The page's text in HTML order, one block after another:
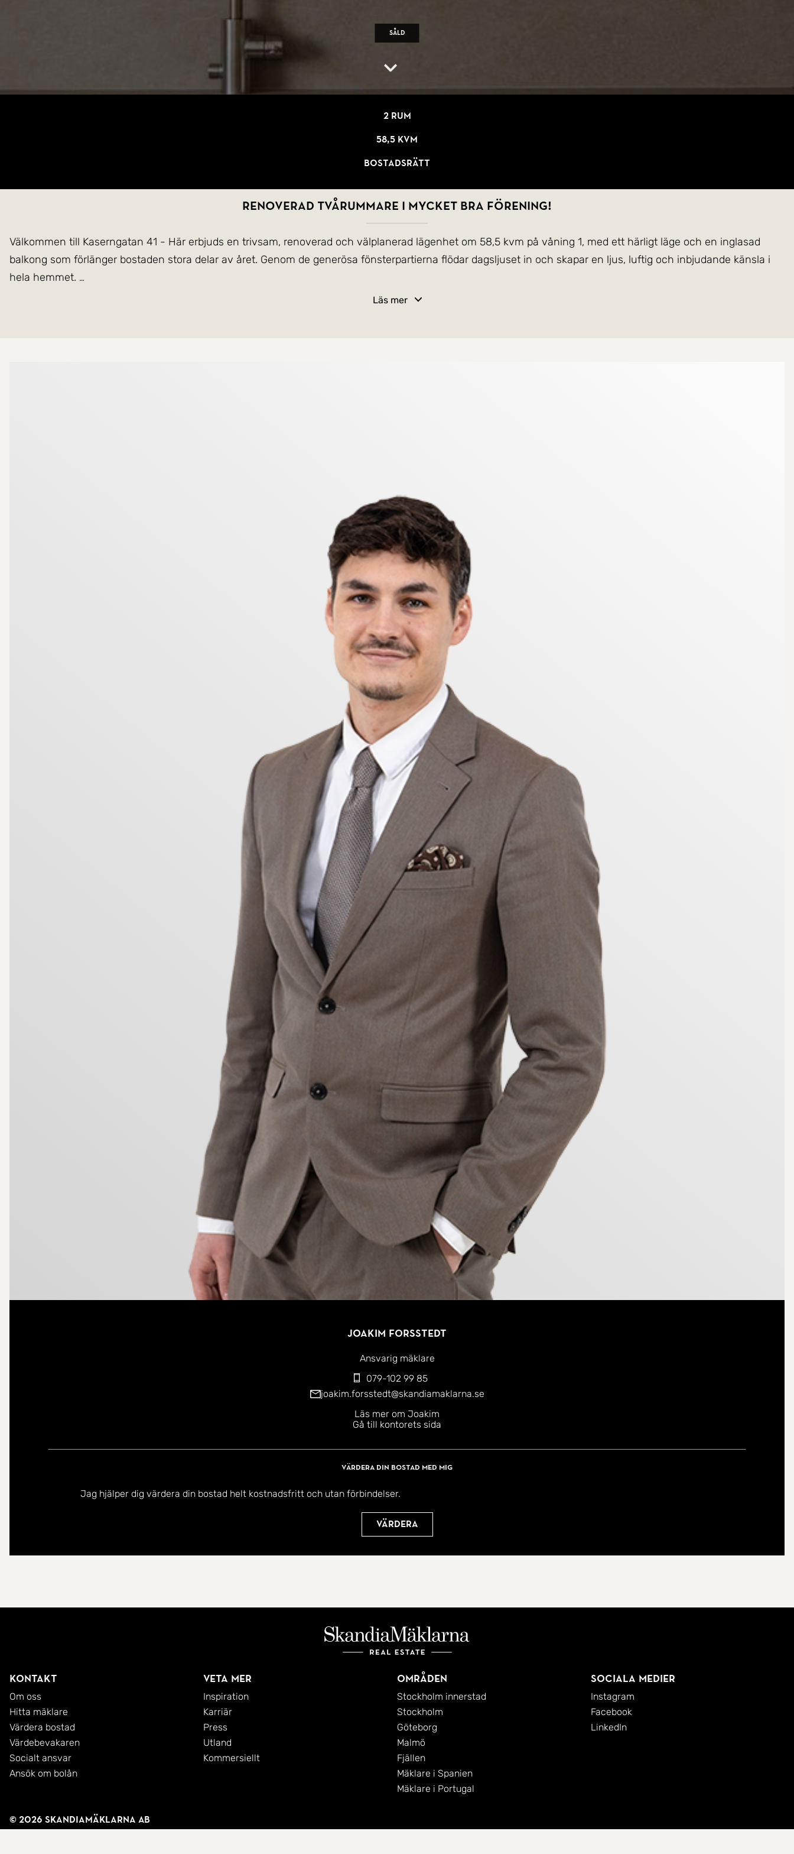
Såld
2 rum
58,5 kvm
Bostadsrätt
Renoverad tvårummare i mycket bra förening!
Välkommen till Kaserngatan 41 - Här erbjuds en trivsam, renoverad och välplanerad lägenhet om 58,5 kvm på våning 1, med ett härligt läge och en inglasad
balkong som förlänger bostaden stora delar av året. Genom de generösa fönsterpartierna flödar dagsljuset in och skapar en ljus, luftig och inbjudande känsla i
hela hemmet.
skolor och förskolor. För den som pendlar finns dessutom utmärkta kommunikationsmöjligheter och på bara några minuter når du även E18.
Föreningen är en av Västerås allra bästa med en otroligt stark ekonomi och låg belåning, vilket borgar för en trygg investering och en låg månadsavgift. Denna
bostad erbjuder dig möjligheten att flytta in i ett hem där inget behöver göras.
Läs mer
Joakim Forsstedt
Ansvarig mäklare
079-102 99 85
joakim.forsstedt@skandiamaklarna.se
Läs mer om Joakim
Gå till kontorets sida
Värdera din bostad med mig
Jag hjälper dig värdera din bostad helt kostnadsfritt och utan förbindelser.
Värdera
Kontakt
Om oss
Hitta mäklare
Värdera bostad
Värdebevakaren
Socialt ansvar
Ansök om bolån
Veta mer
Inspiration
Karriär
Press
Utland
Kommersiellt
Områden
Stockholm innerstad
Stockholm
Göteborg
Malmö
Fjällen
Mäklare i Spanien
Mäklare i Portugal
Sociala medier
Instagram
Facebook
LinkedIn
© 2026 SkandiaMäklarna AB